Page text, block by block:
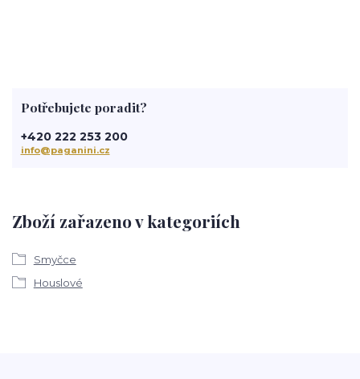
Zboží zařazeno v kategoriích
Smyčce
Houslové
Potřebujete poradit?
+420 222 253 200
info@paganini.cz